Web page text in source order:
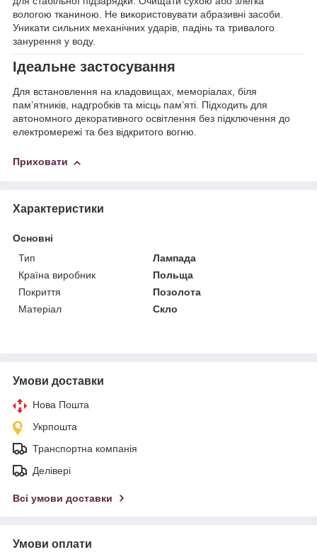
вологою тканиною. Не використовувати абразивні засоби.
Уникати сильних механічних ударів, падінь та тривалого
занурення у воду.
Ідеальне застосування
Для встановлення на кладовищах, меморіалах, біля
пам’ятників, надгробків та місць пам’яті. Підходить для
автономного декоративного освітлення без підключення до
електромережі та без відкритого вогню.
Приховати
Характеристики
Основні
Тип
Лампада
Країна виробник
Польща
Покриття
Позолота
Матеріал
Скло
Умови доставки
Нова Пошта
Укрпошта
Транспортна компанія
Делівері
Всі умови доставки
Умови оплати